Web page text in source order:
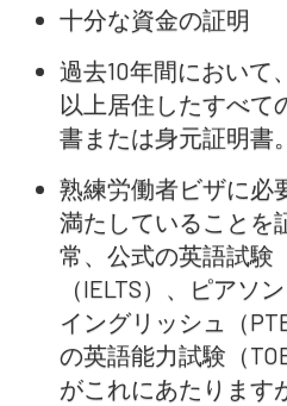
十分な資金の証明
過去10年間において
以上居住したすべて
書または身元証明書。
熟練労働者ビザに必
満たしていることを
常、公式の英語試験
（IELTS）、ピアソ
イングリッシュ（
の英語能力試験（
がこれにあたります